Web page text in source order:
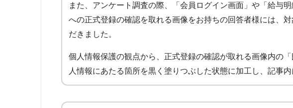
また、アンケート調査の際、「会員ログイン画面」や「給与
への正式登録の確認を取れる画像をお持ちの回答者様には、
だきました。
個人情報保護の観点から、正式登録の確認が取れる画像内の
人情報にあたる箇所を黒く塗りつぶした状態に加工し、記事内